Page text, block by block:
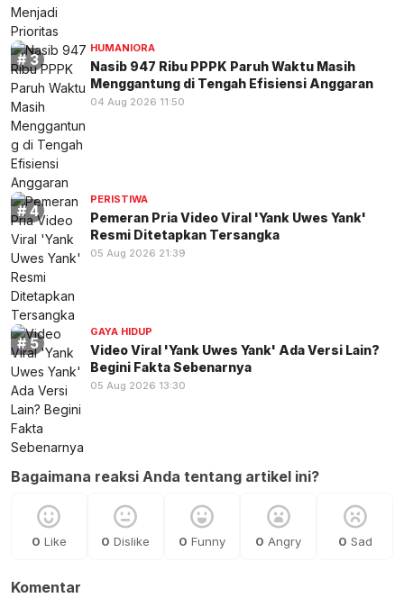
HUMANIORA
Nasib 947 Ribu PPPK Paruh Waktu Masih
Menggantung di Tengah Efisiensi Anggaran
04 Aug 2026 11:50
PERISTIWA
Pemeran Pria Video Viral 'Yank Uwes Yank'
Resmi Ditetapkan Tersangka
05 Aug 2026 21:39
GAYA HIDUP
Video Viral 'Yank Uwes Yank' Ada Versi Lain?
Begini Fakta Sebenarnya
05 Aug 2026 13:30
Bagaimana reaksi Anda tentang artikel ini?
0 Like 0 Dislike 0 Funny 0 Angry 0 Sad
Komentar